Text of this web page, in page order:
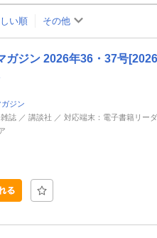
い順 その他
ガジン 2026年36・37号
ジン
誌 ／ 講談社 ／ 対応端末：電子書籍リー